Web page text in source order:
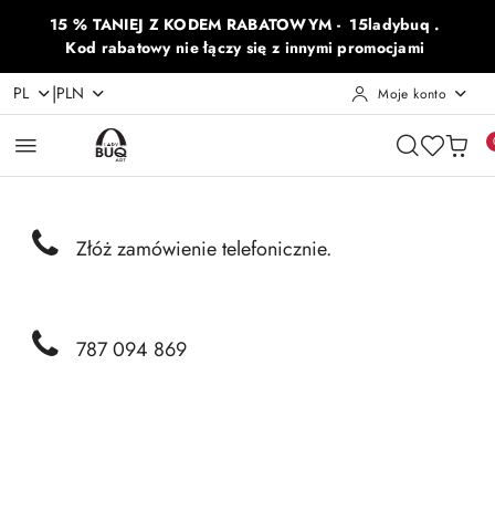
Przejdź do treści głównej
Przejdź do wyszukiwarki
Przejdź do moje konto
Przejdź do menu głównego
Przejdź do opisu produktu
Przejdź do stopki
15 % TANIEJ Z KODEM RABATOWYM - 15ladybuq .
Kod rabatowy nie łączy się z innymi promocjami
PL |PLN Moje konto
Złóż zamówienie telefonicznie.
787 094 869